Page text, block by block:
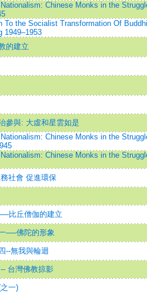
Chinese Monks in the
To the Socialist Transformation Of
1949–1953
的建立
參與: 大虛和星雲如是
Chinese Monks in the
Chinese Monks in the
社會 促進環保
比丘僧伽的建立
──佛陀的形象
--無我與輪迴
台灣佛教掠影
一)